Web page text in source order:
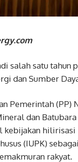
salah satu
dan Sumber
Pemerintah (PP)
dan
hilirisasi
(IUPK)
rakyat.